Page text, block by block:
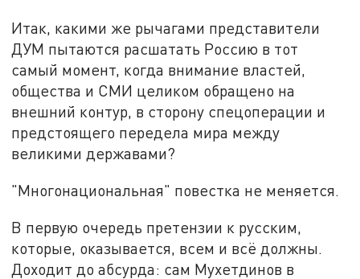
Итак, какими же рычагами представители
ДУМ пытаются расшатать Россию в тот
самый момент, когда внимание властей,
общества и СМИ целиком обращено на
внешний контур, в сторону спецоперации и
предстоящего передела мира между
великими державами?
"Многонациональная" повестка не меняется.
В первую очередь претензии к русским,
которые, оказывается, всем и всё должны.
Доходит до абсурда: сам Мухетдинов в